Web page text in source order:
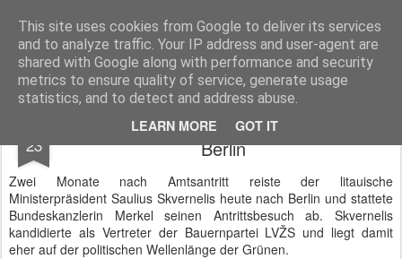
This site uses cookies from Google to deliver its services
and to analyze traffic. Your IP address and user-agent are
shared with Google along with performance and security
metrics to ensure quality of service, generate usage
statistics, and to detect and address abuse.
LEARN MORE GOT IT
BTB concept Media GmbH Presseberichte zu Bundespolitik, Diplomatie, Sicherheitspolitik, Wirtschaft, Fahrzeugtechnik und IT - Pressedienst, Fachartikel, Bildredaktion, O-Ton-Videos
23
Litauens Ministerpräsident Skvernelis in
Berlin
Zwei Monate nach Amtsantritt reiste der litauische
Ministerpräsident Saulius Skvernelis heute nach Berlin und stattete
Bundeskanzlerin Merkel seinen Antrittsbesuch ab. Skvernelis
kandidierte als Vertreter der Bauernpartei LVŽS und liegt damit
eher auf der politischen Wellenlänge der Grünen.